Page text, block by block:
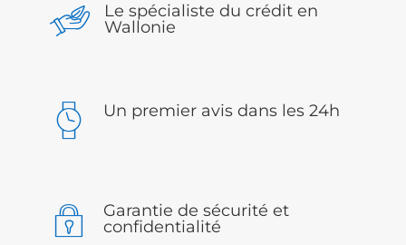
Le spécialiste du crédit en
Wallonie
Un premier avis dans les 24h
Garantie de sécurité et
confidentialité